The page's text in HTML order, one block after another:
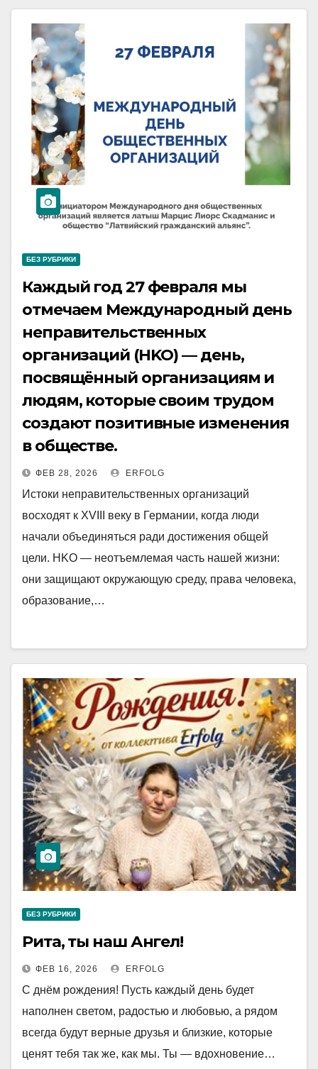
БЕЗ РУБРИКИ
Каждый год 27 февраля мы
отмечаем Международный день
неправительственных
организаций (НKО) — день,
посвящённый организациям и
людям, которые своим трудом
создают позитивные изменения
в обществе.
ФЕВ 28, 2026 ERFOLG
Истоки неправительственных организаций
восходят к XVIII веку в Германии, когда люди
начали объединяться ради достижения общей
цели. НKО — неотъемлемая часть нашей жизни:
они защищают окружающую среду, права человека,
образование,…
БЕЗ РУБРИКИ
Рита, ты наш Ангел!
ФЕВ 16, 2026 ERFOLG
С днём рождения! Пусть каждый день будет
наполнен светом, радостью и любовью, а рядом
всегда будут верные друзья и близкие, которые
ценят тебя так же, как мы. Ты — вдохновение…